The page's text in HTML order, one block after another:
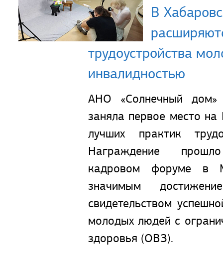
В
трудоустройства
инвалидностью
АНО «Солнечный дом»
заняла первое место на
лучших практик
Награждение
кадровом форуме в
значимым
свидетельством
молодых людей с
здоровья (ОВЗ).